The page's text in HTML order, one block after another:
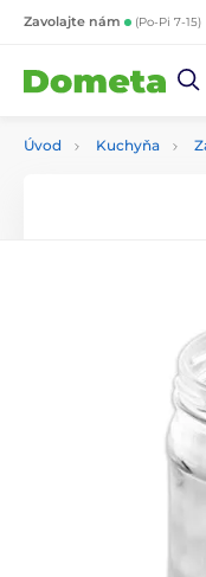
Zavolajte nám (Po-Pi 7-15)
Úvod Kuchyňa